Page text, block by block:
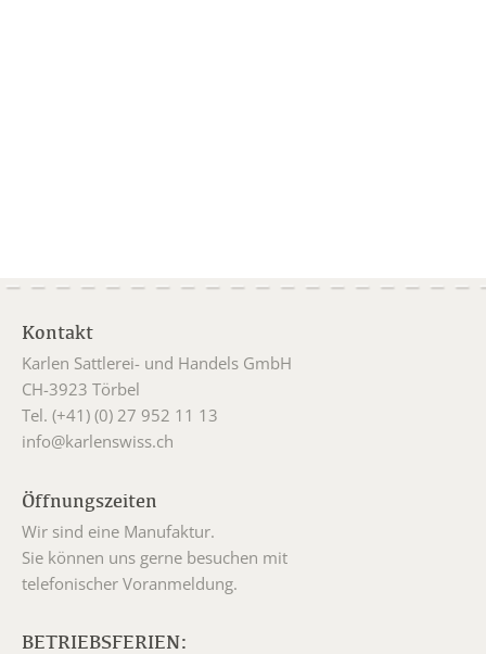
Kontakt
Karlen Sattlerei- und Handels GmbH
CH-3923 Törbel
Tel. (+41) (0) 27 952 11 13
info@karlenswiss.ch
Öffnungszeiten
Wir sind eine Manufaktur.
Sie können uns gerne besuchen mit
telefonischer Voranmeldung.
BETRIEBSFERIEN: